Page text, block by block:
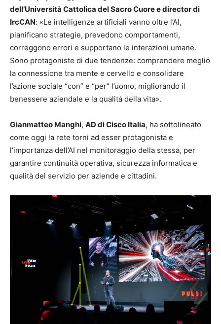
dell’Università Cattolica del Sacro Cuore e director di
IrcCAN: «Le intelligenze artificiali vanno oltre l’AI,
pianificano strategie, prevedono comportamenti,
correggono errori e supportano le interazioni umane.
Sono protagoniste di due tendenze: comprendere meglio
la connessione tra mente e cervello e consolidare
l’azione sociale “con” e “per” l’uomo, migliorando il
benessere aziendale e la qualità della vita».
Gianmatteo Manghi, AD di Cisco Italia, ha sottolineato
come oggi la rete torni ad esser protagonista e
l’importanza dell’AI nel monitoraggio della stessa, per
garantire continuità operativa, sicurezza informatica e
qualità del servizio per aziende e cittadini.